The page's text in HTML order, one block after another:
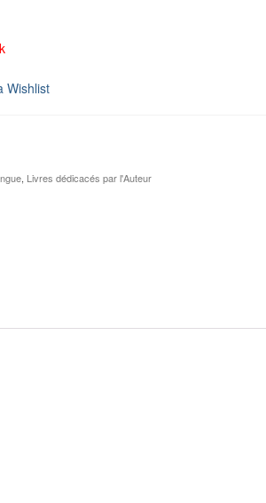
Wishlist
, Livres dédicacés par l'Auteur